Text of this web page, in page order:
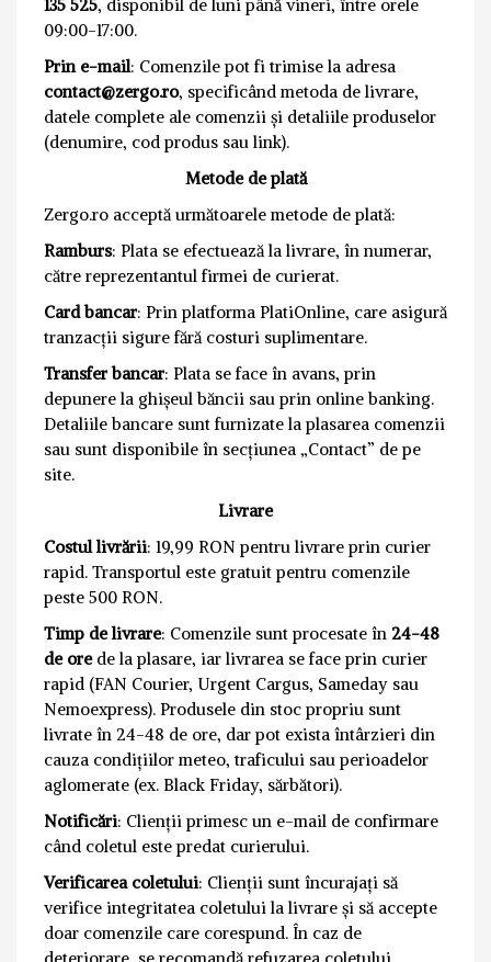
135 525, disponibil de luni până vineri, între orele
09:00-17:00.
Prin e-mail: Comenzile pot fi trimise la adresa
contact@zergo.ro, specificând metoda de livrare,
datele complete ale comenzii și detaliile produselor
(denumire, cod produs sau link).
Metode de plată
Zergo.ro acceptă următoarele metode de plată:
Ramburs: Plata se efectuează la livrare, în numerar,
către reprezentantul firmei de curierat.
Card bancar: Prin platforma PlatiOnline, care asigură
tranzacții sigure fără costuri suplimentare.
Transfer bancar: Plata se face în avans, prin
depunere la ghișeul băncii sau prin online banking.
Detaliile bancare sunt furnizate la plasarea comenzii
sau sunt disponibile în secțiunea „Contact” de pe
site.
Livrare
Costul livrării: 19,99 RON pentru livrare prin curier
rapid. Transportul este gratuit pentru comenzile
peste 500 RON.
Timp de livrare: Comenzile sunt procesate în 24-48
de orede la plasare, iar livrarea se face prin curier
rapid (FAN Courier, Urgent Cargus, Sameday sau
Nemoexpress). Produsele din stoc propriu sunt
livrate în 24-48 de ore, dar pot exista întârzieri din
cauza condițiilor meteo, traficului sau perioadelor
aglomerate (ex. Black Friday, sărbători).
Notificări: Clienții primesc un e-mail de confirmare
când coletul este predat curierului.
Verificarea coletului: Clienții sunt încurajați să
verifice integritatea coletului la livrare și să accepte
doar comenzile care corespund. În caz de